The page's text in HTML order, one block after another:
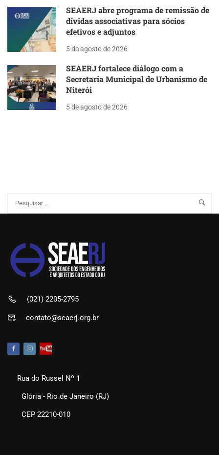
SEAERJ abre programa de remissão de
dívidas associativas para sócios
efetivos e adjuntos
5 de agosto de 2026
SEAERJ fortalece diálogo com a
Secretaria Municipal de Urbanismo de
Niterói
5 de agosto de 2026
(021) 2205-2795
contato@seaerj.org.br
Rua do Russel Nº 1
Glória - Rio de Janeiro (RJ)
CEP 22210-010